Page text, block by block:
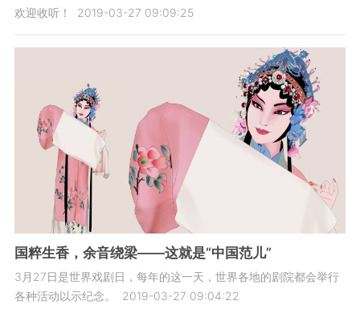
欢迎收听！ 2019-03-27 09:09:25
国粹生香，余音绕梁——这就是“中国范儿”
3月27日是世界戏剧日，每年的这一天，世界各地的剧院都会举行
各种活动以示纪念。
2019-03-27 09:04:22